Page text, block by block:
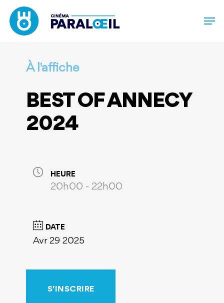
main
À l'affiche
BEST OF ANNECY
2024
HEURE
20h00 - 22h00
DATE
Avr 29 2025
S'INSCRIRE